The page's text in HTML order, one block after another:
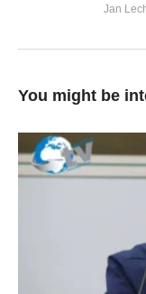
Jan
You might be